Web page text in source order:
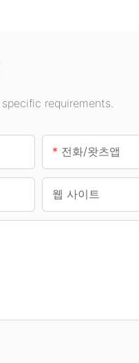
requirements.
전화/왓츠앱
웹 사이트